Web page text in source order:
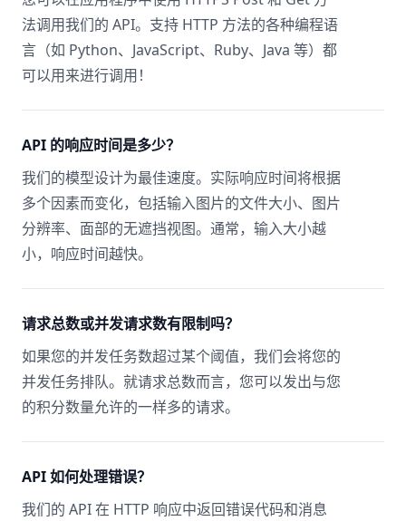
法调用我们的 API。支持 HTTP 方法的各种编程语
言（如 Python、JavaScript、Ruby、Java 等）都
可以用来进行调用！
API 的响应时间是多少？
我们的模型设计为最佳速度。实际响应时间将根据
多个因素而变化，包括输入图片的文件大小、图片
分辨率、面部的无遮挡视图。通常，输入大小越
小，响应时间越快。
请求总数或并发请求数有限制吗？
如果您的并发任务数超过某个阈值，我们会将您的
并发任务排队。就请求总数而言，您可以发出与您
的积分数量允许的一样多的请求。
API 如何处理错误？
我们的 API 在 HTTP 响应中返回错误代码和消息